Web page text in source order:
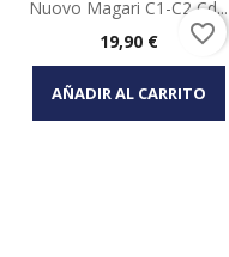
Nuovo Magari C1-C2 Cd...
Precio
19,90 €
AÑADIR AL CARRITO
favorite_border